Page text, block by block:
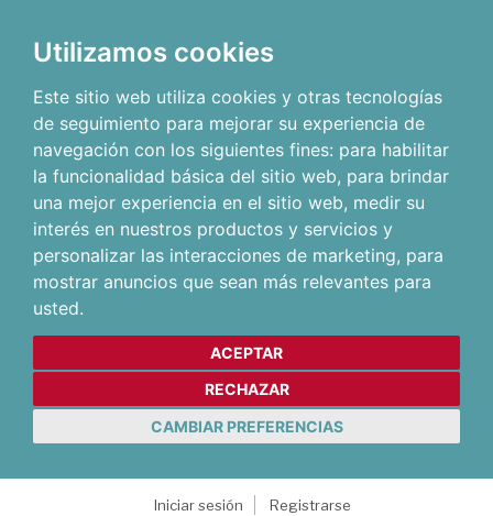
Utilizamos cookies
Este sitio web utiliza cookies y otras tecnologías
de seguimiento para mejorar su experiencia de
navegación con los siguientes fines: para habilitar
la funcionalidad básica del sitio web, para brindar
una mejor experiencia en el sitio web, medir su
interés en nuestros productos y servicios y
personalizar las interacciones de marketing, para
mostrar anuncios que sean más relevantes para
usted.
ACEPTAR
RECHAZAR
CAMBIAR PREFERENCIAS
Iniciar sesión
Registrarse